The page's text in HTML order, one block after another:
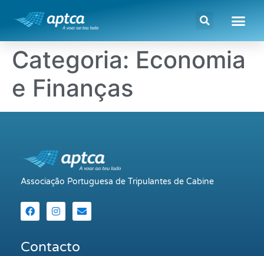
Categoria: Economia
e Finanças
Associação Portuguesa de Tripulantes de Cabine
Contacto